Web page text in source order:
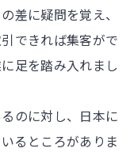
差に疑問を覚え、
できれば集客がで
足を踏み入れまし
のに対し、日本に
るところがありま